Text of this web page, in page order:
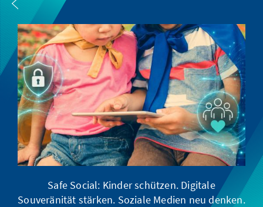
Safe Social: Kinder schützen. Digitale
Souveränität stärken. Soziale Medien neu denken.